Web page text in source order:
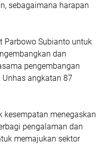
sebagaimana harapan
Parbowo Subianto untuk
dan
pengembangan
Unhas angkatan 87
kesempatan menegaskan
pengalaman dan
memajukan sektor